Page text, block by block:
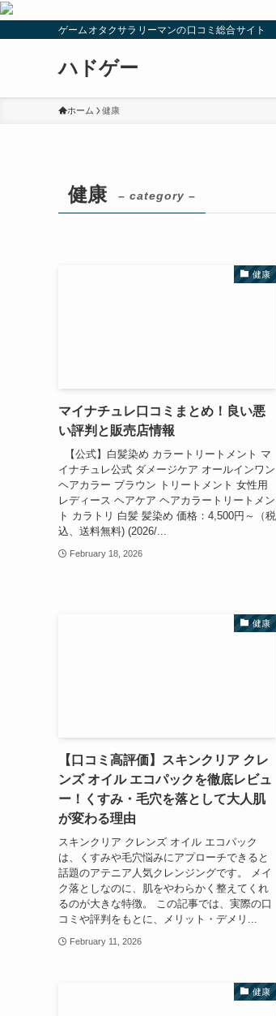
ゲームオタクサラリーマンの口コミ総合サイト
ハドゲー
ホーム 健康
健康 – category –
健康
マイナチュレ口コミまとめ！良い悪
い評判と販売店情報
【公式】白髪染め カラートリートメント マ
イナチュレ公式 ダメージケア オールインワン
ヘアカラー ブラウン トリートメント 女性用
レディース ヘアケア ヘアカラートリートメン
ト カラトリ 白髪 髪染め 価格：4,500円～（税
込、送料無料) (2026/...
February 18, 2026
健康
【口コミ高評価】スキンクリア クレ
ンズ オイル エコパックを徹底レビュ
ー！くすみ・毛穴を落として大人肌
が変わる理由
スキンクリア クレンズ オイル エコパック
は、くすみや毛穴悩みにアプローチできると
話題のアテニア人気クレンジングです。 メイ
ク落としなのに、肌をやわらかく整えてくれ
るのが大きな特徴。 この記事では、実際の口
コミや評判をもとに、メリット・デメリ...
February 11, 2026
健康